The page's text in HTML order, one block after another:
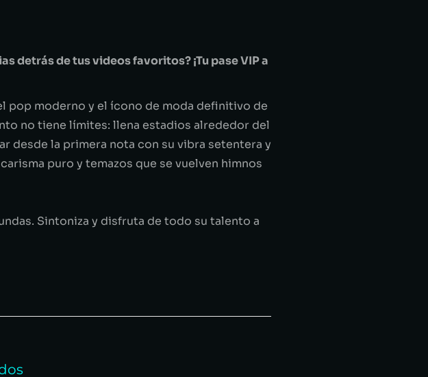
detrás de tus videos favoritos? ¡Tu pase VIP a
pop moderno y el ícono de moda definitivo de
no tiene límites: llena estadios alrededor del
desde la primera nota con su vibra setentera y
puro y temazos que se vuelven himnos
Sintoniza y disfruta de todo su talento a